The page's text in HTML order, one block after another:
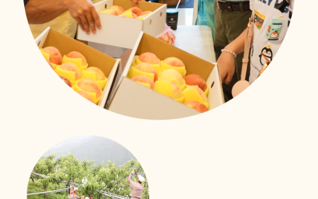
照護技能大進化
移工用心學習、用愛照顧